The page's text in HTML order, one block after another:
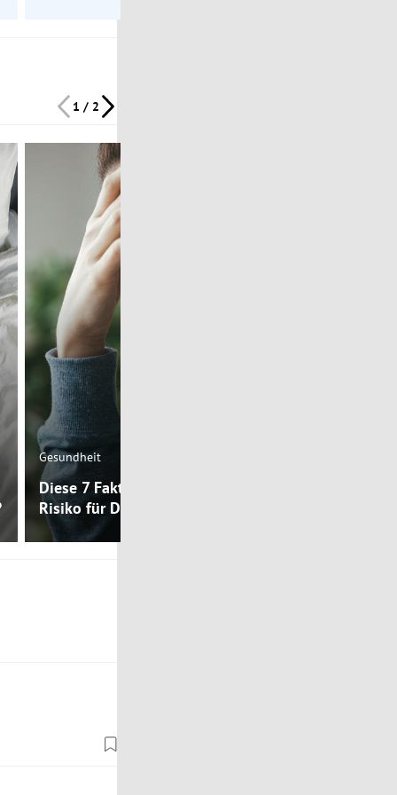
1 / 2
Gesundheit
Diese 7 Faktoren reduzieren das
Risiko für Depression